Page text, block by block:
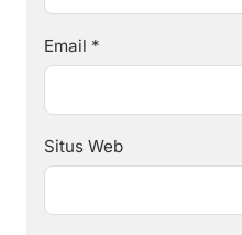
Email *
Situs Web